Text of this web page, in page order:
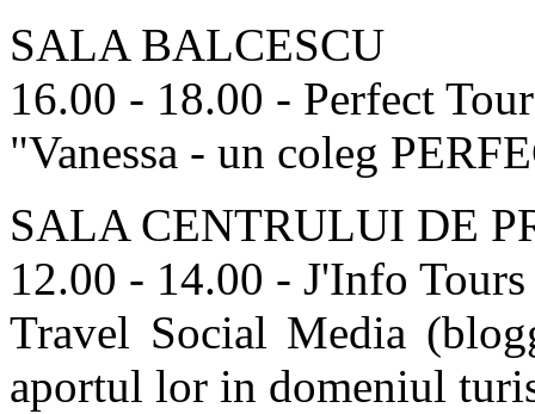
SALA BALCESCU
16.00 - 18.00 - Perfect Tour
"Vanessa - un coleg
SALA CENTRULUI DE
12.00 - 14.00 - J'Info Tours
Travel Social Media
aportul lor in domeniul